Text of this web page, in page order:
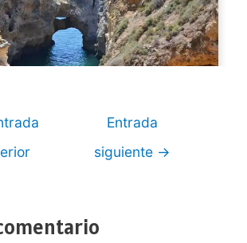
Entrada
siguiente →